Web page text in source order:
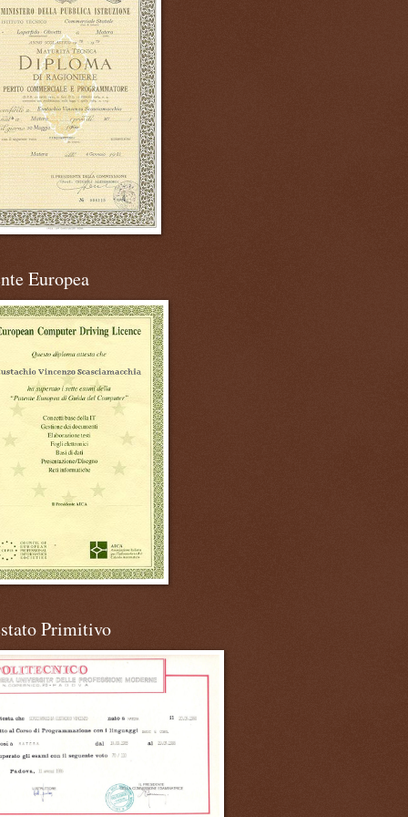
Europea
Primitivo